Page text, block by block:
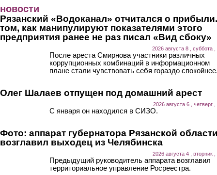
новости
Рязанский «Водоканал» отчитался о
том, как манипулируют показателями этого
предприятия ранее не раз писал «Вид сбоку»
2026 августа 8 , суббота ,
После ареста Смирнова участники различных
коррупционных комбинаций в информационном
плане стали чувствовать себя гораздо
Олег Шалаев отпущен под домашний арест
2026 августа 6 , четверг
С января он находился в СИЗО.
Фото: аппарат губернатора Рязанской
возглавил выходец из Челябинска
2026 августа 4 , вторник
Предыдущий руководитель аппарата возглавил
территориальное управление Росреестра.